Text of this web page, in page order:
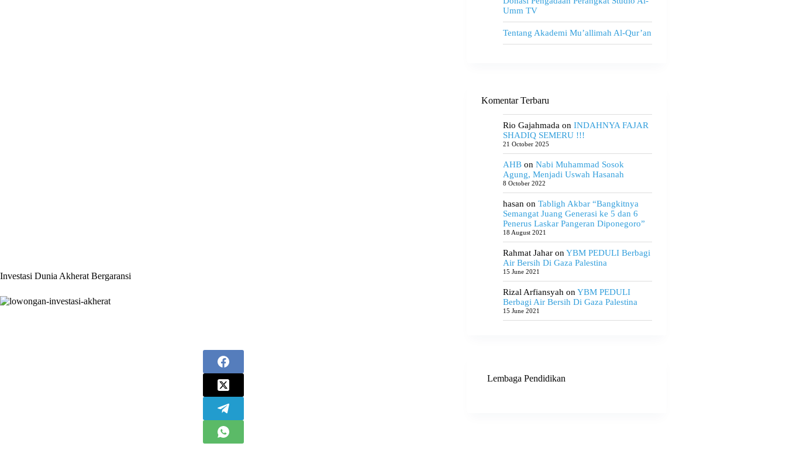
Investasi Dunia Akherat Bergaransi
Umm TV
Tentang Akademi Mu’allimah Al-Qur’an
Komentar Terbaru
Rio Gajahmadaon INDAHNYA FAJAR
SHADIQ SEMERU !!!
21 October 2025
AHBon Nabi Muhammad Sosok
Agung, Menjadi Uswah Hasanah
8 October 2022
hasanon Tabligh Akbar “Bangkitnya
Semangat Juang Generasi ke 5 dan 6
Penerus Laskar Pangeran Diponegoro”
18 August 2021
Rahmat JaharonYBM PEDULI Berbagi
Air Bersih Di Gaza Palestina
15 June 2021
Rizal ArfiansyahonYBM PEDULI
Berbagi Air Bersih Di Gaza Palestina
15 June 2021
Lembaga Pendidikan